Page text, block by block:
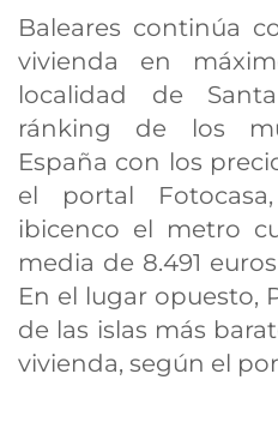
Baleares continúa
vivienda en
localidad de
ránking de los
España con los
el portal
ibicenco el metro
media de 8.491
En el lugar opuesto,
de las islas más
vivienda, según el